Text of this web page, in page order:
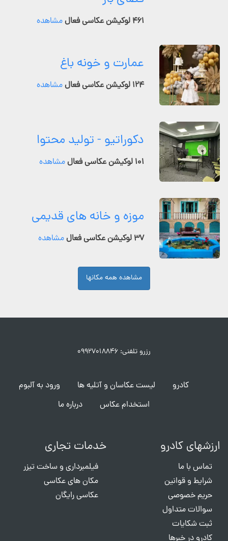
۴۶۱ لوکیشن عکاسی فعال مشاهده
عمارت و خونه باغ
۱۲۴ لوکیشن عکاسی فعال مشاهده
دکوراتیو - تولید محتوا
۱۰۱ لوکیشن عکاسی فعال مشاهده
موزه و خانه های قدیمی
۳۷ لوکیشن عکاسی فعال مشاهده
مشاهده همه مکانها
رزرو تلفنی: ۰۹۹۲۷۰۱۸۸۴۶
کادرو لیست عکاسان و آتلیه ها
ورود به آلبوم
استخدام عکاس
درباره ما
ارزشهای کادرو
تماس با ما
شرایط و قوانین
حریم خصوصی
سوالات متداول
ثبت شکایات
کادرو در خبرها
خدمات تجاری
فیلمبرداری و ساخت تیزر
مکان های عکاسی
عکاسی رایگان